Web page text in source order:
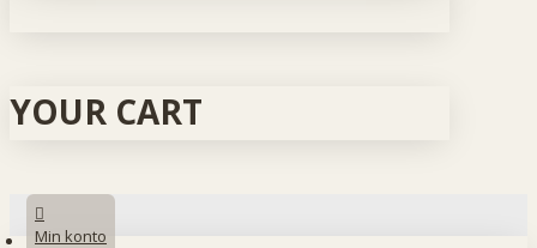
YOUR CART
Min konto